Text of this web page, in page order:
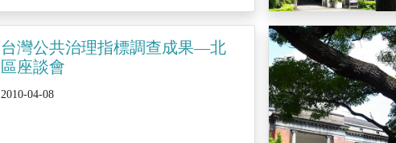
台灣公共治理指標調查成果—北
區座談會
2010-04-08